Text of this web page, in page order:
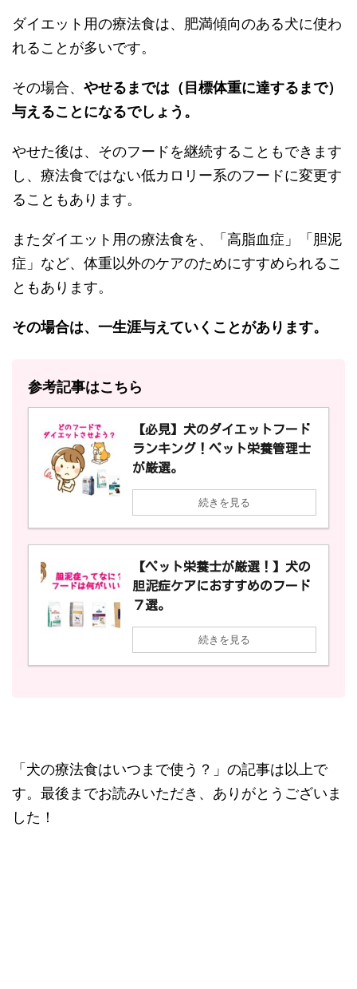
ダイエット用の療法食は、肥満傾向のある犬に使わ
れることが多いです。
その場合、 やせるまでは（目標体重に達するまで）
与えることになるでしょう。
やせた後は、そのフードを継続することもできます
し、療法食ではない低カロリー系のフードに変更す
ることもあります。
またダイエット用の療法食を、「高脂血症」「胆泥
症」など、体重以外のケアのためにすすめられるこ
ともあります。
その場合は、一生涯与えていくことがあります。
参考記事はこちら
【必見】犬のダイエットフード
ランキング！ペット栄養管理士
が厳選。
続きを見る
【ペット栄養士が厳選！】犬の
胆泥症ケアにおすすめのフード
７選。
続きを見る
「犬の療法食はいつまで使う？」の記事は以上で
す。最後までお読みいただき、ありがとうございま
した！